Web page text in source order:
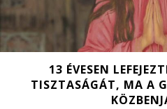
13 ÉVESEN
TISZTASÁGÁT, MA A